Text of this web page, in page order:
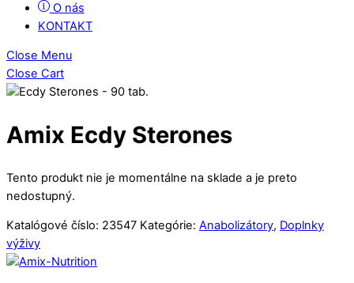
O nás
KONTAKT
Close Menu
Close Cart
Amix Ecdy Sterones
Tento produkt nie je momentálne na sklade a je preto
nedostupný.
Katalógové číslo: 23547 Kategórie: Anabolizátory, Doplnky
výživy